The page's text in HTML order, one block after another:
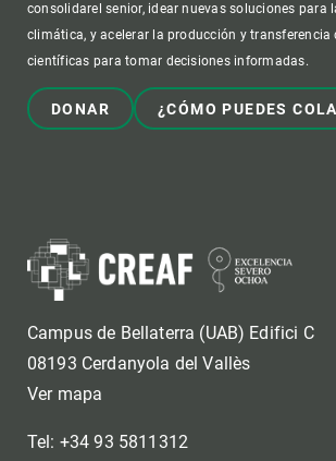
consolidarel senior, idear nuevas soluciones para
climática, y acelerar la producción y transferencia
científicas para tomar decisiones informadas.
DONAR ¿CÓMO PUEDES
Campus de Bellaterra (UAB) Edifici C
08193 Cerdanyola del Vallès
Ver mapa
Tel: +34 93 5811312